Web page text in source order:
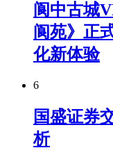
阆中古城
阆苑》正
化新体验
6
国盛证券
析